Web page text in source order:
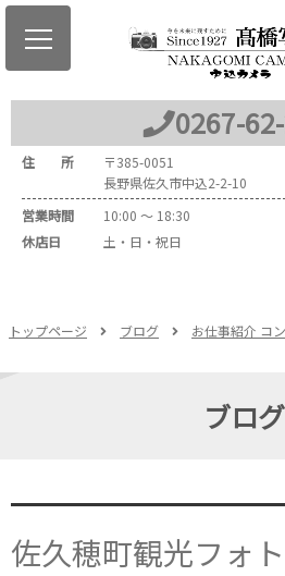
0267-62-
住 所 〒385-0051
長野県佐久市中込2-2-10
営業時間
10:00 ～ 18:30
休店日
土・日・祝日
トップページ ブログ お仕事紹介 コ
ブログ
佐久穂町観光フォ